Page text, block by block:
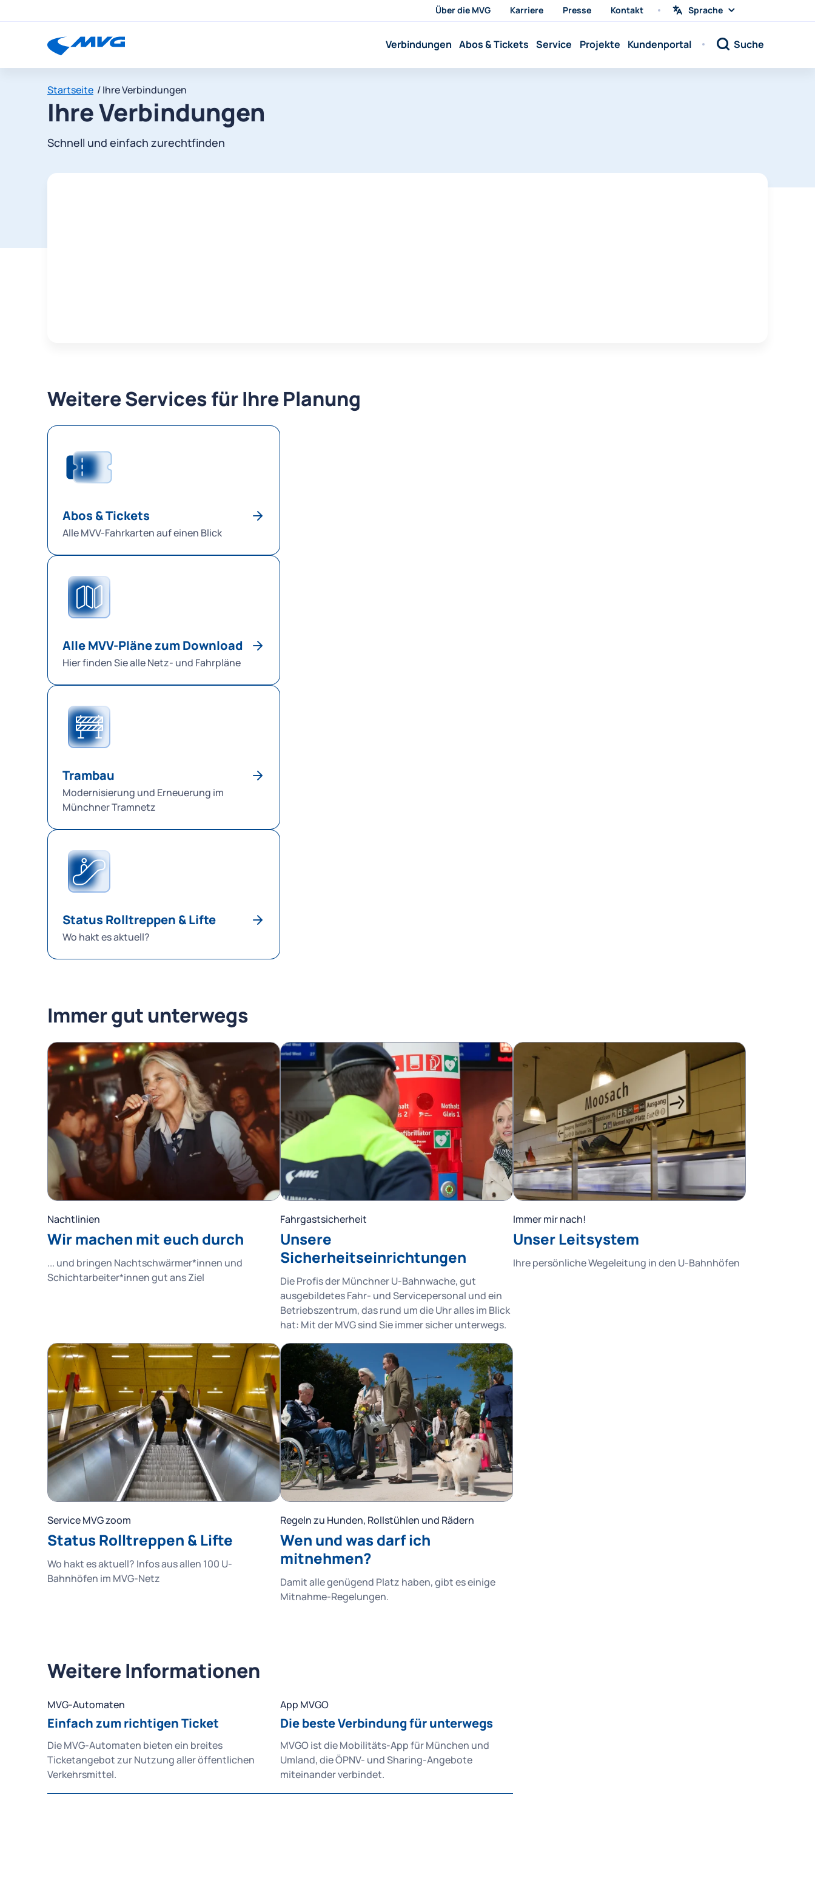
Über die MVG Karriere Presse Kontakt
Sprache
Sprache
Sprache:
Verbindungen Abos & Tickets Service Projekte Kundenportal Suche
Startseite Ihre Verbindungen
Ihre Verbindungen
Schnell und einfach zurechtfinden
Weitere Services für Ihre Planung
Abos & Tickets
Alle MVV-Fahrkarten auf einen Blick
Alle MVV-Pläne zum Download
Hier finden Sie alle Netz- und Fahrpläne
Trambau
Modernisierung und Erneuerung im
Münchner Tramnetz
Status Rolltreppen & Lifte
Wo hakt es aktuell?
Immer gut unterwegs
Nachtlinien
Wir machen mit euch durch
... und bringen Nachtschwärmer*innen und
Schichtarbeiter*innen gut ans Ziel
Fahrgastsicherheit
Unsere
Sicherheitseinrichtungen
Die Profis der Münchner U-Bahnwache, gut
ausgebildetes Fahr- und Servicepersonal und ein
Betriebszentrum, das rund um die Uhr alles im Blick
hat: Mit der MVG sind Sie immer sicher unterwegs.
Immer mir nach!
Unser Leitsystem
Ihre persönliche Wegeleitung in den U-Bahnhöfen
Service MVG zoom
Status Rolltreppen & Lifte
Wo hakt es aktuell? Infos aus allen 100 U-
Bahnhöfen im MVG-Netz
Regeln zu Hunden, Rollstühlen und Rädern
Wen und was darf ich
mitnehmen?
Damit alle genügend Platz haben, gibt es einige
Mitnahme-Regelungen.
Weitere Informationen
MVG-Automaten
Einfach zum richtigen Ticket
Die MVG-Automaten bieten ein breites
Ticketangebot zur Nutzung aller öffentlichen
Verkehrsmittel.
App MVGO
Die beste Verbindung für unterwegs
MVGO ist die Mobilitäts-App für München und
Umland, die ÖPNV- und Sharing-Angebote
miteinander verbindet.